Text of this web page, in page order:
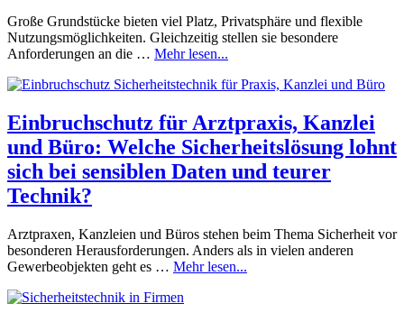
Große Grundstücke bieten viel Platz, Privatsphäre und flexible
Nutzungsmöglichkeiten. Gleichzeitig stellen sie besondere
Anforderungen an die … Mehr lesen...
Einbruchschutz für Arztpraxis, Kanzlei
und Büro: Welche Sicherheitslösung lohnt
sich bei sensiblen Daten und teurer
Technik?
Arztpraxen, Kanzleien und Büros stehen beim Thema Sicherheit vor
besonderen Herausforderungen. Anders als in vielen anderen
Gewerbeobjekten geht es … Mehr lesen...